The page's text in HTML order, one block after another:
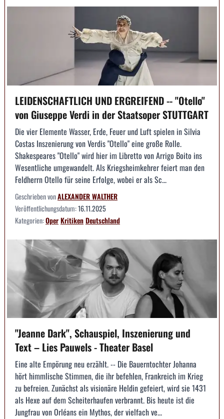
LEIDENSCHAFTLICH UND ERGREIFEND -- "Otello"
von Giuseppe Verdi in der Staatsoper STUTTGART
Die vier Elemente Wasser, Erde, Feuer und Luft spielen in Silvia
Costas Inszenierung von Verdis "Otello" eine große Rolle.
Shakespeares "Otello" wird hier im Libretto von Arrigo Boito ins
Wesentliche umgewandelt. Als Kriegsheimkehrer feiert man den
Feldherrn Otello für seine Erfolge, wobei er als Sc...
Geschrieben vonALEXANDER WALTHER
Veröffentlichungsdatum:16.11.2025
Kategorien:OperKritikenDeutschland
"Jeanne Dark", Schauspiel, Inszenierung und
Text – Lies Pauwels - Theater Basel
Eine alte Empörung neu erzählt. -- Die Bauerntochter Johanna
hört himmlische Stimmen, die ihr befehlen, Frankreich im Krieg
zu befreien. Zunächst als visionäre Heldin gefeiert, wird sie 1431
als Hexe auf dem Scheiterhaufen verbrannt. Bis heute ist die
Jungfrau von Orléans ein Mythos, der vielfach ve...